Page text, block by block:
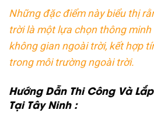
Những đặc điểm này biểu thị
trời là một lựa chọn thông
không gian ngoài trời, kết hợp
trong môi trường ngoài trời.
Hướng Dẫn Thi Công Và
Tại Tây Ninh :